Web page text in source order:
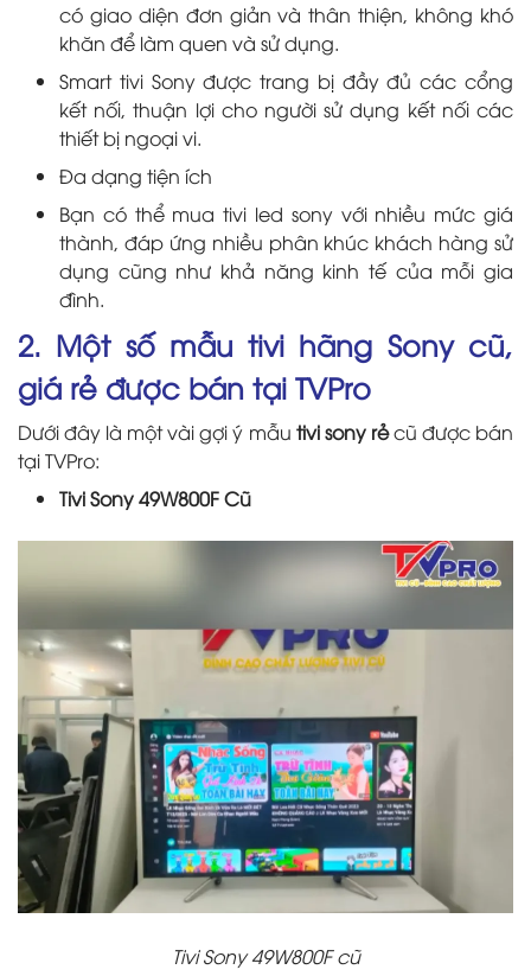
có giao diện đơn giản và thân thiện, không khó
khăn để làm quen và sử dụng.
Smart tivi Sony được trang bị đầy đủ các cổng
kết nối, thuận lợi cho người sử dụng kết nối các
thiết bị ngoại vi.
Đa dạng tiện ích
Bạn có thể mua tivi led sony với nhiều mức giá
thành, đáp ứng nhiều phân khúc khách hàng sử
dụng cũng như khả năng kinh tế của mỗi gia
đình.
2. Một số mẫu tivi hãng Sony cũ,
giá rẻ được bán tại TVPro
Dưới đây là một vài gợi ý mẫu tivi sony rẻcũ được bán
tại TVPro:
Tivi Sony 49W800F Cũ
Tivi Sony 49W800F cũ